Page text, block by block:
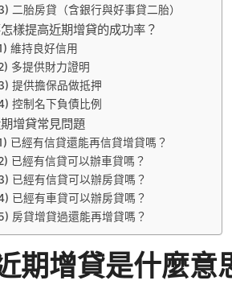
二胎房貸（含銀行與好事貸二胎）
樣提高近期增貸的成功率？
維持良好信用
多提供財力證明
提供擔保品做抵押
控制名下負債比例
增貸常見問題
已經有信貸還能再信貸增貸嗎？
已經有信貸可以辦車貸嗎？
已經有信貸可以辦房貸嗎？
已經有車貸可以辦房貸嗎？
房貸增貸過還能再增貸嗎？
期增貸是什麼意